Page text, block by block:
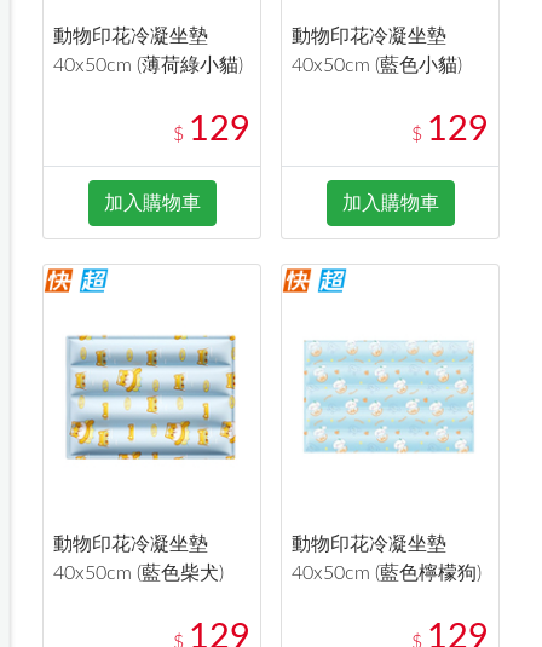
動物印花冷凝坐墊
40x50cm (薄荷綠小貓)
$ 129
加入購物車
動物印花冷凝坐墊
40x50cm (藍色小貓)
$ 129
加入購物車
動物印花冷凝坐墊
40x50cm (藍色柴犬)
$ 129
動物印花冷凝坐墊
40x50cm (藍色檸檬狗)
$ 129